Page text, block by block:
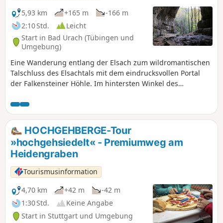
5,93 km
+165 m
-166 m
2:10 Std.
Leicht
Start in Bad Urach (Tübingen und
Umgebung)
Eine Wanderung entlang der Elsach zum wildromantischen
Talschluss des Elsachtals mit dem eindrucksvollen Portal
der Falkensteiner Höhle. Im hintersten Winkel des
Schwäbischen Alb, die Falkensteiner Höhle. Sie kann zwar
nur von erfahrenen, gut ausgerüsteten Höhlenforschern
begangen, oder - wie die Fachleute sagen - befahren
werden, aber eine Wanderung entlang der Elsach zum
wildromantischen Talschluss mit dem eindrucksvollen
Portal der Falkensteiner Höhle lohnt sich dennoch. Der
Rückweg ist mit dem Hinweg identisch.
HOCHGEHBERGE-Tour
»hochgehsiedelt« - Premiumweg am
Heidengraben
Tourismusinformation
4,70 km
+42 m
-42 m
1:30 Std.
Keine Angabe
Start in Stuttgart und Umgebung